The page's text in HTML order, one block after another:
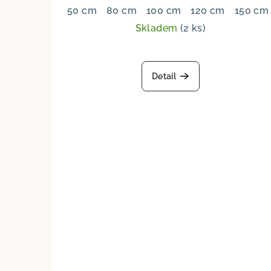
50 cm 80 cm 100 cm 120 cm
150 cm
Skladem (2 ks)
Detail